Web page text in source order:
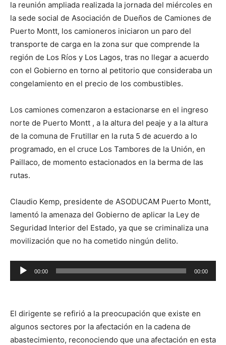
la reunión ampliada realizada la jornada del miércoles en
la sede social de Asociación de Dueños de Camiones de
Puerto Montt, los camioneros iniciaron un paro del
transporte de carga en la zona sur que comprende la
región de Los Ríos y Los Lagos, tras no llegar a acuerdo
con el Gobierno en torno al petitorio que consideraba un
congelamiento en el precio de los combustibles.
Los camiones comenzaron a estacionarse en el ingreso
norte de Puerto Montt , a la altura del peaje y a la altura
de la comuna de Frutillar en la ruta 5 de acuerdo a lo
programado, en el cruce Los Tambores de la Unión, en
Paillaco, de momento estacionados en la berma de las
rutas.
Claudio Kemp, presidente de ASODUCAM Puerto Montt,
lamentó la amenaza del Gobierno de aplicar la Ley de
Seguridad Interior del Estado, ya que se criminaliza una
movilización que no ha cometido ningún delito.
Reproductor
de
00:00 00:00
El dirigente se refirió a la preocupación que existe en
algunos sectores por la afectación en la cadena de
abastecimiento, reconociendo que una afectación en esta